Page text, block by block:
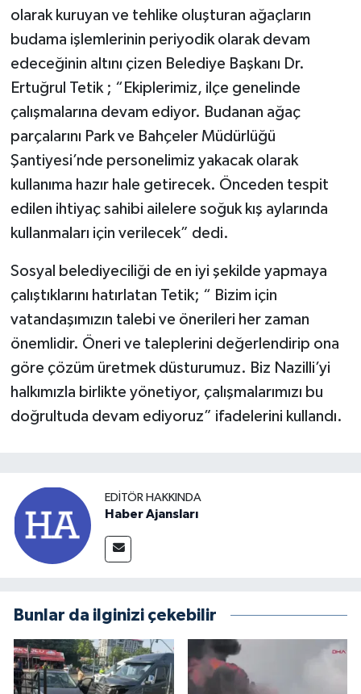
olarak kuruyan ve tehlike oluşturan ağaçların
budama işlemlerinin periyodik olarak devam
edeceğinin altını çizen Belediye Başkanı Dr.
Ertuğrul Tetik ; “Ekiplerimiz, ilçe genelinde
çalışmalarına devam ediyor. Budanan ağaç
parçalarını Park ve Bahçeler Müdürlüğü
Şantiyesi’nde personelimiz yakacak olarak
kullanıma hazır hale getirecek. Önceden tespit
edilen ihtiyaç sahibi ailelere soğuk kış aylarında
kullanmaları için verilecek” dedi.
Sosyal belediyeciliği de en iyi şekilde yapmaya
çalıştıklarını hatırlatan Tetik; “ Bizim için
vatandaşımızın talebi ve önerileri her zaman
önemlidir. Öneri ve taleplerini değerlendirip ona
göre çözüm üretmek düsturumuz. Biz Nazilli’yi
halkımızla birlikte yönetiyor, çalışmalarımızı bu
doğrultuda devam ediyoruz” ifadelerini kullandı.
EDITÖR HAKKINDA
Haber Ajansları
Bunlar da ilginizi çekebilir